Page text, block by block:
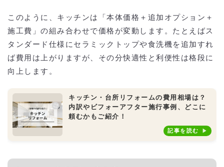
このように、キッチンは「本体価格＋追加オプション＋
施工費」の組み合わせで価格が変動します。たとえばス
タンダード仕様にセラミックトップや食洗機を追加すれ
ば費用は上がりますが、その分快適性と利便性は格段に
向上します。
キッチン・台所リフォームの費用相場は？
内訳やビフォーアフター施行事例、どこに
頼むかもご紹介！
記事を読む